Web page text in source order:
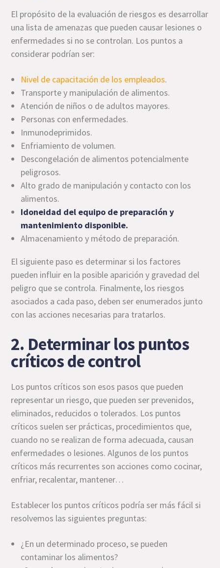
El propósito de la evaluación de riesgos es desarrollar
una lista de amenazas que pueden causar lesiones o
enfermedades si no se controlan. Los puntos a
considerar podrían ser:
Nivel de capacitación de los empleados.
Transporte y manipulación de alimentos.
Atención de niños o de adultos mayores.
Personas con enfermedades.
Inmunodeprimidos.
Enfriamiento de volumen.
Descongelación de alimentos potencialmente
peligrosos.
Alto grado de manipulación y contacto con los
alimentos.
Idoneidad del equipo de preparación y
mantenimiento disponible.
Almacenamiento y método de preparación.
El siguiente paso es determinar si los factores
pueden influir en la posible aparición y gravedad del
peligro que se controla. Finalmente, los riesgos
asociados a cada paso, deben ser enumerados junto
con las acciones necesarias para tratarlos.
2. Determinar los puntos
críticos de control
Los puntos críticos son esos pasos que pueden
representar un riesgo, que pueden ser prevenidos,
eliminados, reducidos o tolerados. Los puntos
críticos suelen ser prácticas, procedimientos que,
cuando no se realizan de forma adecuada, causan
enfermedades o lesiones. Algunos de los puntos
críticos más recurrentes son acciones como cocinar,
enfriar, recalentar, mantener…
Establecer los puntos críticos podría ser más fácil si
resolvemos las siguientes preguntas:
¿En un determinado proceso, se pueden
contaminar los alimentos?